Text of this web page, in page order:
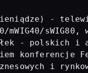
-
mWIG40/
- polskich i
konferencje
i